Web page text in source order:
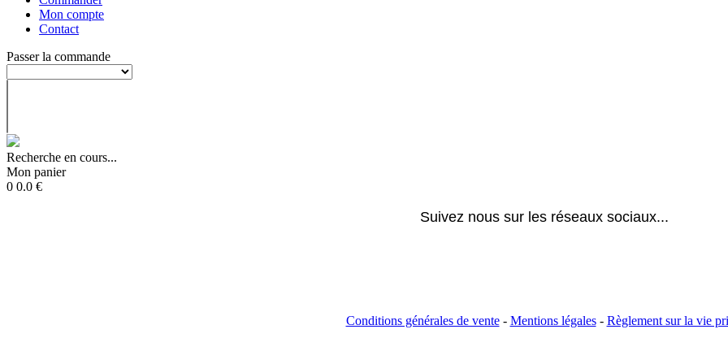
Mon compte
Contact
Passer la commande
Recherche en cours...
Mon panier
0 0.0 €
Suivez nous sur les réseaux sociaux...
Conditions générales de vente- Mentions légales- Règlement sur la vie